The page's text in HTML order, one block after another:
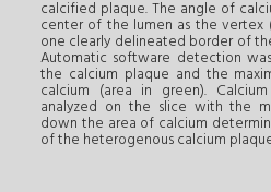
calcified plaque. The angle of
center of the lumen as the vertex
one clearly delineated border of
Automatic software detection
the calcium plaque and the
calcium (area in green).
analyzed on the slice with the
down the area of calcium
of the heterogenous calcium